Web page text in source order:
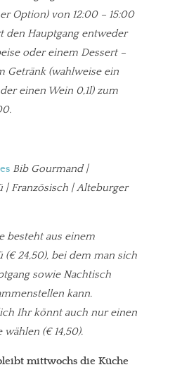
Option) von 12:00 – 15:00
den Hauptgang entweder
oder einem Dessert –
Getränk (wahlweise ein
einen Wein 0,1l) zum
Bib Gourmand |
| Französisch | Alteburger
besteht aus einem
(€ 24,50), bei dem man sich
sowie Nachtisch
kann.
Ihr könnt auch nur einen
(€ 14,50).
mittwochs die Küche